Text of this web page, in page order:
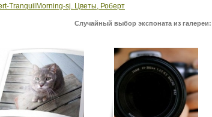
TranquilMorning-sj. Цветы, Роберт
Случайный выбор экспоната из галереи: